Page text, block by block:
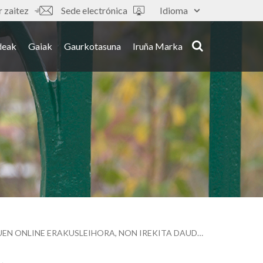
Idioma
zaitez Sede electrónica
Gaiak Gaurkotasuna Iruña Marka
450 SALTOKI INGURU BATU DIRA IRUÑEKO UDALAK UDAL-WEBGUNEAN PRESTATU DUEN ONLINE ERAKUSLEIHORA, NON IREKITA DAUDEN SALTOKIEN ETA ETXEZ ETXEKO ZERBITZUEN ARGIBIDEAK BILTZEN BAITIRA